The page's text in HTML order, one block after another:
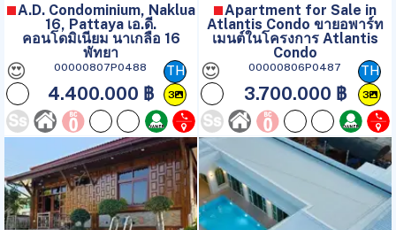
A.D. Condominium, Naklua
16, Pattaya เอ.ดี.
คอนโดมิเนียม นาเกลือ 16
พัทยา
😍 00000807P0488
4.400.000 ฿
TH
3
Apartment for Sale in
Atlantis Condo ขายอพาร์ท
เมนต์ในโครงการ Atlantis
Condo
😍 00000806P0487
3.700.000 ฿
TH
3